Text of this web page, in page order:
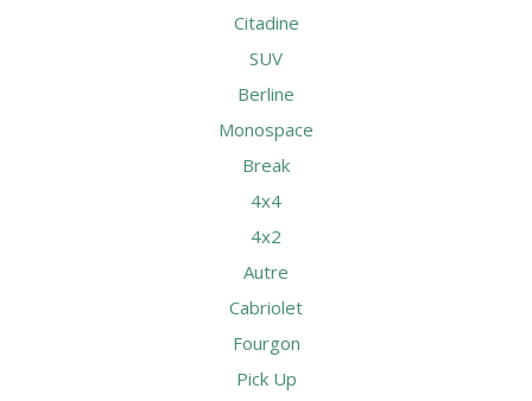
Citadine
SUV
Berline
Monospace
Break
4x4
4x2
Autre
Cabriolet
Fourgon
Pick Up